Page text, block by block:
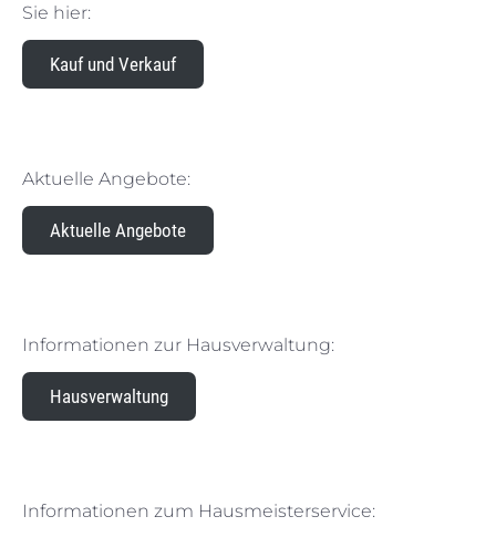
Sie hier:
Kauf und Verkauf
Aktuelle Angebote:
Aktuelle Angebote
Informationen zur Hausverwaltung:
Hausverwaltung
Informationen zum Hausmeisterservice: